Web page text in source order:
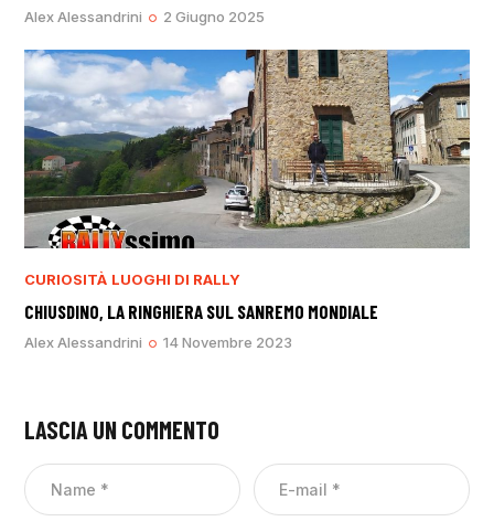
Alex Alessandrini 2 Giugno 2025
CURIOSITÀ LUOGHI DI RALLY
CHIUSDINO, LA RINGHIERA SUL SANREMO MONDIALE
Alex Alessandrini 14 Novembre 2023
LASCIA UN COMMENTO